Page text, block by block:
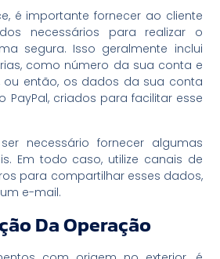
é importante fornecer ao cliente
necessários para realizar o
segura. Isso geralmente inclui
como número da sua conta e
ou então, os dados da sua conta
PayPal, criados para facilitar esse
necessário fornecer algumas
Em todo caso, utilize canais de
para compartilhar esses dados,
e-mail.
Da Operação